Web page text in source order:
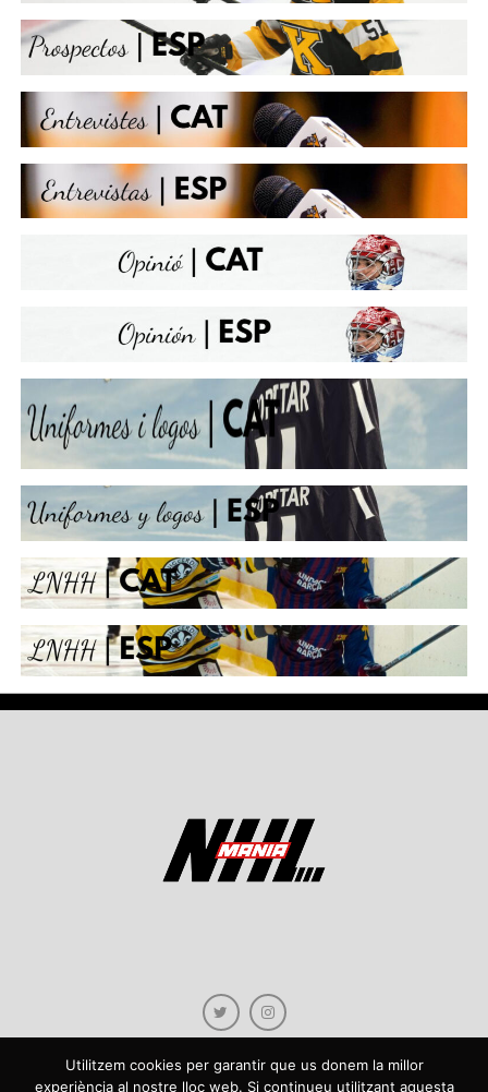
Utilitzem cookies per garantir que us donem la millor
experiència al nostre lloc web. Si continueu utilitzant aquesta